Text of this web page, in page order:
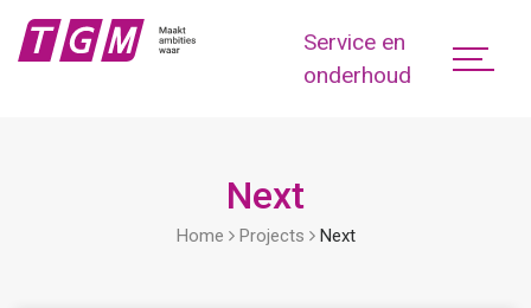
Service en
onderhoud
Next
Home Projects Next